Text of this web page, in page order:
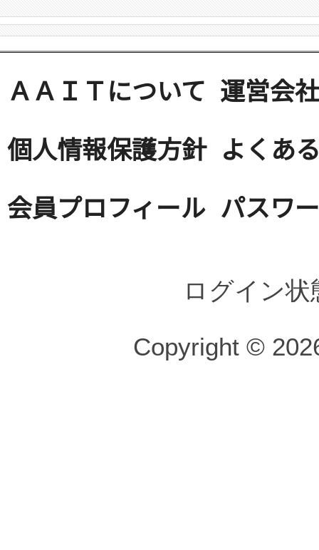
ＡＡＩＴについて 運営会社
個人情報保護方針 よくあ
会員プロフィール パスワ
ログイン
Copyright ©